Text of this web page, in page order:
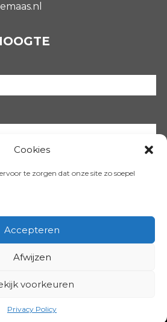
Cookies
te zorgen dat onze site zo soepel
Accepteren
Afwijzen
voorkeuren
Privacy Policy
ONS OP: